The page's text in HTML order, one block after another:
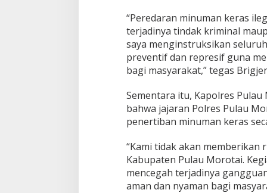
“Peredaran minuman keras
terjadinya tindak kriminal
saya menginstruksikan
preventif dan represif guna
bagi masyarakat,” tegas
Sementara itu, Kapolres Pulau
bahwa jajaran Polres Pulau
penertiban minuman keras
“Kami tidak akan memberikan
Kabupaten Pulau Morotai.
mencegah terjadinya
aman dan nyaman bagi